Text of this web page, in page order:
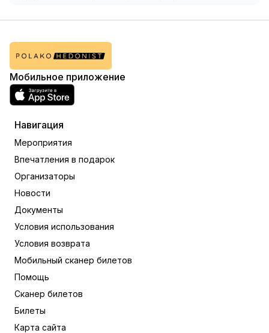
Мобильное приложение
Навигация
Мероприятия
Впечатления в подарок
Организаторы
Новости
Документы
Условия использования
Условия возврата
Мобильный сканер билетов
Помощь
Сканер билетов
Билеты
Карта сайта